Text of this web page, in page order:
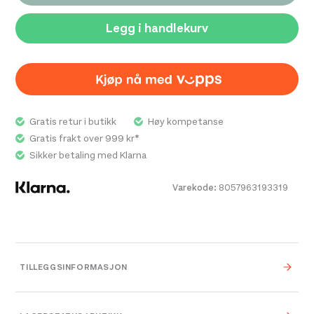
hele fjellturen. Sålen er noe over middels stiv og gir god
støtte. 37,5® teknologien jobber for å opprettholde et
best mulig klima for føttene.
Legg i handlekurv
Varekode: 8057963193319
Gratis retur i butikk
Høy kompetanse
Gratis frakt over 999 kr*
Sikker betaling med Klarna
TILLEGGSINFORMASJON